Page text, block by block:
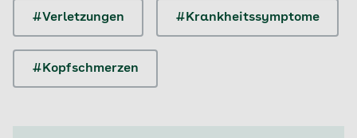
#Verletzungen #Krankheitssymptome
#Kopfschmerzen